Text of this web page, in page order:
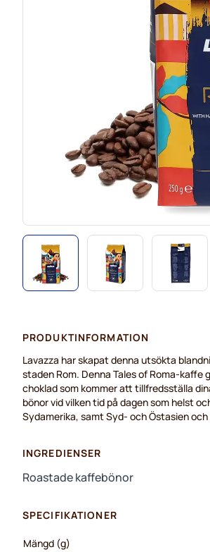
PRODUKTINFORMATION
Lavazza harskapatdenna utsökta
staden Rom. Denna Tales of Roma-kaffe
chokladsom kommeratttillfredsställa
bönorvidvilkentid på dagensom helst
Sydamerika, samtSyd- ochÖstasienoch
INGREDIENSER
Roastade kaffebönor
SPECIFIKATIONER
Mängd (g)